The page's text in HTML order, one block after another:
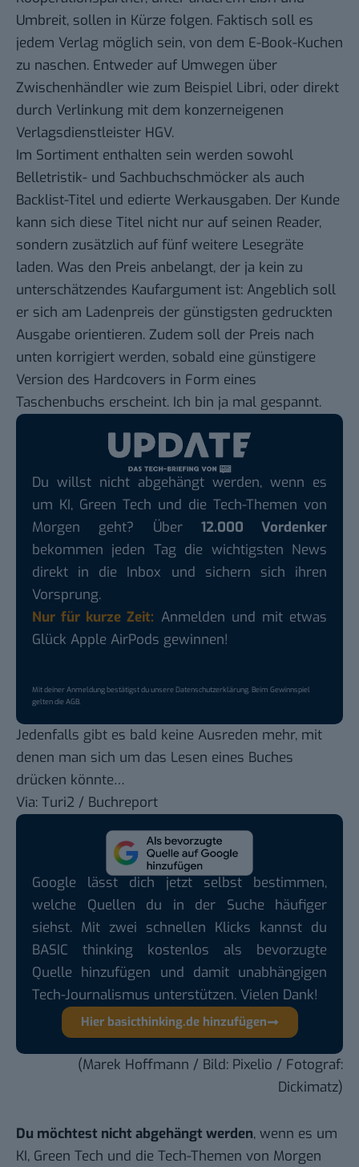
Umbreit, sollen in Kürze folgen. Faktisch soll es
jedem Verlag möglich sein, von dem E-Book-Kuchen
zu naschen. Entweder auf Umwegen über
Zwischenhändler wie zum Beispiel Libri, oder direkt
durch Verlinkung mit dem konzerneigenen
Verlagsdienstleister HGV.
Im Sortiment enthalten sein werden sowohl
Belletristik- und Sachbuchschmöcker als auch
Backlist-Titel und edierte Werkausgaben. Der Kunde
kann sich diese Titel nicht nur auf seinen Reader,
sondern zusätzlich auf fünf weitere Lesegräte
laden. Was den Preis anbelangt, der ja kein zu
unterschätzendes Kaufargument ist: Angeblich soll
er sich am Ladenpreis der günstigsten gedruckten
Ausgabe orientieren. Zudem soll der Preis nach
unten korrigiert werden, sobald eine günstigere
Version des Hardcovers in Form eines
Taschenbuchs erscheint. Ich bin ja mal gespannt.
Du willst nicht abgehängt werden, wenn es
um KI, Green Tech und die Tech-Themen von
Morgen geht? Über 12.000 Vordenker
bekommen jeden Tag die wichtigsten News
direkt in die Inbox und sichern sich ihren
Vorsprung.
Nur für kurze Zeit: Anmelden und mit etwas
Glück Apple AirPods gewinnen!
Mit deiner Anmeldung bestätigst du unsereDatenschutzerklärung. Beim Gewinnspiel
gelten dieAGB.
Jedenfalls gibt es bald keine Ausreden mehr, mit
denen man sich um das Lesen eines Buches
drücken könnte…
Via: Turi2 / Buchreport
Google lässt dich jetzt selbst bestimmen,
welche Quellen du in der Suche häufiger
siehst. Mit zwei schnellen Klicks kannst du
BASIC thinking kostenlos als bevorzugte
Quelle hinzufügen und damit unabhängigen
Tech-Journalismus unterstützen. Vielen Dank!
Hier basicthinking.de hinzufügen
(Marek Hoffmann / Bild: Pixelio / Fotograf:
Dickimatz)
Du möchtest nicht abgehängt werden, wenn es um
KI, Green Tech und die Tech-Themen von Morgen